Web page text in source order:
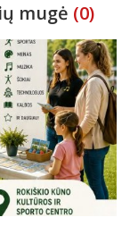
mugė (0)